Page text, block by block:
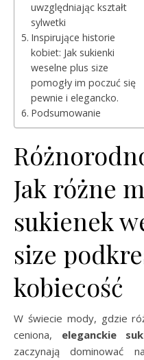
uwzględniając kształt
sylwetki
Inspirujące historie
kobiet: Jak sukienki
weselne plus size
pomogły im poczuć się
pewnie i elegancko.
Podsumowanie
Jak różne
sukienek
size
kobiecość
W świecie mody, gdzie
ceniona, eleganckie
zaczynają dominować